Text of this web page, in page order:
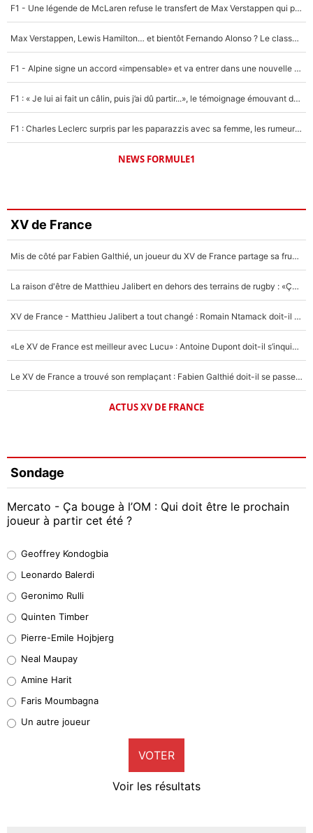
F1 - Une légende de McLaren refuse le transfert de Max Verstappen qui pourrait «faire des vagues» et plomber l'ambiance dans l'équipe
Max Verstappen, Lewis Hamilton… et bientôt Fernando Alonso ? Le classement des pilotes les mieux payés en Formule 1 risque de changer !
F1 - Alpine signe un accord «impensable» et va entrer dans une nouvelle dimension : Grande nouvelle pour Pierre Gasly !
F1 : « Je lui ai fait un câlin, puis j’ai dû partir...», le témoignage émouvant de Max Verstappen sur sa fille
F1 : Charles Leclerc surpris par les paparazzis avec sa femme, les rumeurs étaient vraies !
NEWS FORMULE1
XV de France
Mis de côté par Fabien Galthié, un joueur du XV de France partage sa frustration : «ils ne me l’ont pas dit tout de suite»
La raison d'être de Matthieu Jalibert en dehors des terrains de rugby : «Ça m'atteint autant que si tu touches à un membre de ma famille»
XV de France - Matthieu Jalibert a tout changé : Romain Ntamack doit-il s’inquiéter pour sa place à un an de la Coupe du monde ?
«Le XV de France est meilleur avec Lucu» : Antoine Dupont doit-il s’inquiéter pour sa place ?
Le XV de France a trouvé son remplaçant : Fabien Galthié doit-il se passer d'Antoine Dupont ?
ACTUS XV DE FRANCE
Sondage
Mercato - Ça bouge à l’OM : Qui doit être le prochain
joueur à partir cet été ?
38%
32%
5%
1%
9%
Geoffrey Kondogbia
Leonardo Balerdi
Geronimo Rulli
Quinten Timber
Pierre-Emile Hojbjerg
Neal Maupay
Amine Harit
Faris Moumbagna
Un autre joueur
VOTER
Voir les résultats